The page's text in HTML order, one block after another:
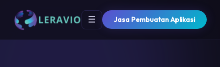
☰ Jasa Pembuatan Aplikasi